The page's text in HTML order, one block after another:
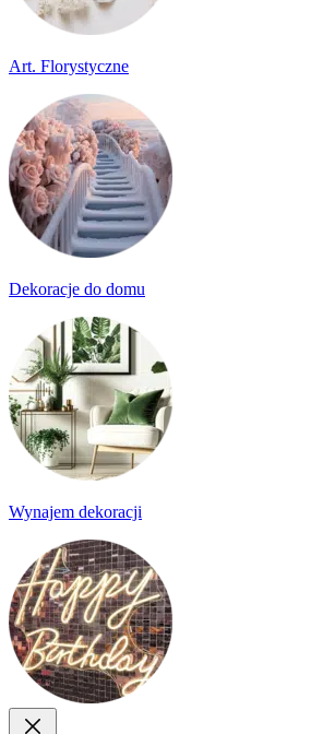
Art. Florystyczne
Dekoracje do domu
Wynajem dekoracji